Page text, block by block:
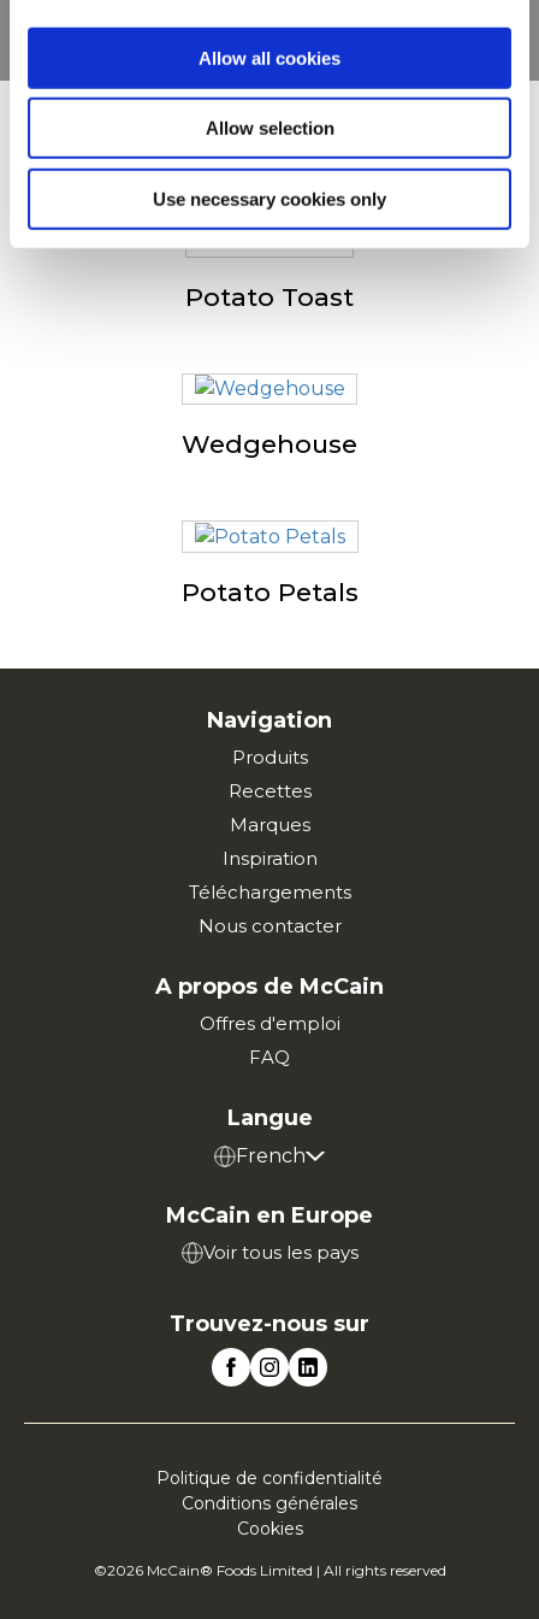
Allow all cookies
Allow selection
Use necessary cookies only
D'autres ont également
consulté
Potato Toast
Wedgehouse
Potato Petals
Navigation
Produits
Recettes
Marques
Inspiration
Téléchargements
Nous contacter
A propos de McCain
Offres d'emploi
FAQ
Langue
French
McCain en Europe
Voir tous les pays
Trouvez-nous sur
Politique de confidentialité
Conditions générales
Cookies
©2026 McCain® Foods Limited | All rights reserved